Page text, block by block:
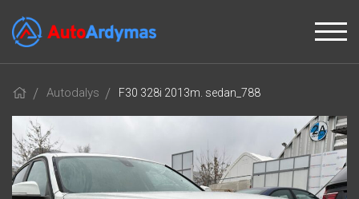
Autodalys F30 328i 2013m. sedan_788